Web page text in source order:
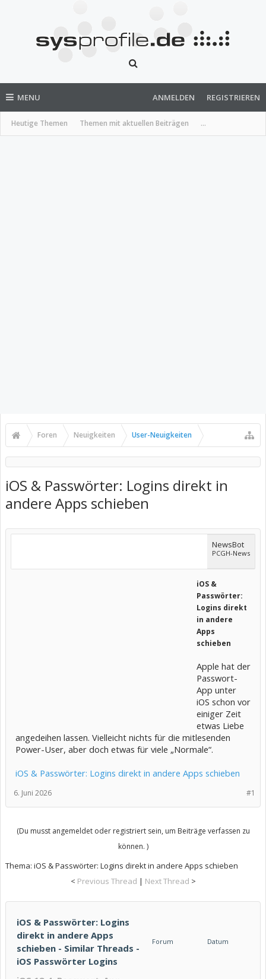
MENU
Heutige Themen Themen mit aktuellen Beiträgen ...
ANMELDEN REGISTRIEREN
Foren Neuigkeiten User-Neuigkeiten
iOS & Passwörter: Logins direkt in
andere Apps schieben
NewsBot
PCGH-News
iOS &
Passwörter:
Logins direkt
in andere
Apps
schieben
Apple hat der
Passwort-
App unter
iOS schon vor
einiger Zeit
etwas Liebe
angedeihen lassen. Vielleicht nichts für die mitlesenden
Power-User, aber doch etwas für viele „Normale“.
iOS & Passwörter: Logins direkt in andere Apps schieben
#1
6. Juni 2026
(Du musst angemeldet oder registriert sein, um Beiträge verfassen zu
können. )
Thema: iOS & Passwörter: Logins direkt in andere Apps schieben
< Previous Thread | Next Thread >
iOS & Passwörter: Logins
direkt in andere Apps
schieben - Similar Threads -
iOS Passwörter Logins
Forum Datum